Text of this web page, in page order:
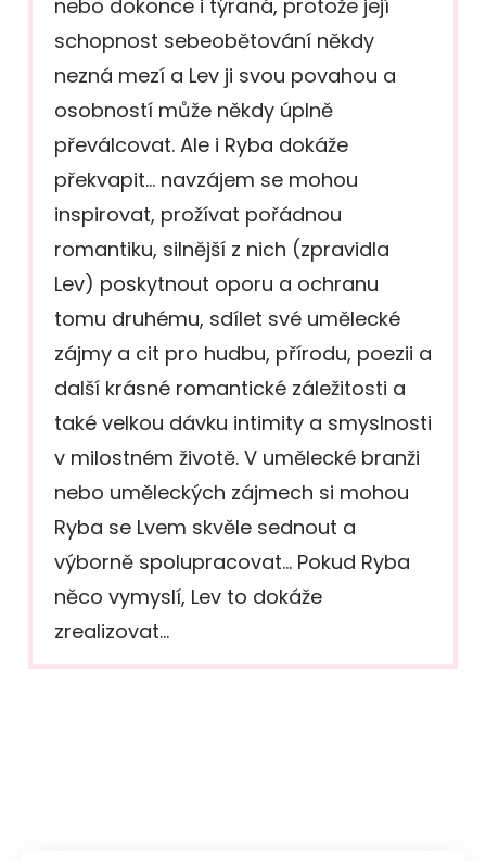
nebo dokonce i týraná, protože její
schopnost sebeobětování někdy
nezná mezí a Lev ji svou povahou a
osobností může někdy úplně
převálcovat. Ale i Ryba dokáže
překvapit… navzájem se mohou
inspirovat, prožívat pořádnou
romantiku, silnější z nich (zpravidla
Lev) poskytnout oporu a ochranu
tomu druhému, sdílet své umělecké
zájmy a cit pro hudbu, přírodu, poezii a
další krásné romantické záležitosti a
také velkou dávku intimity a smyslnosti
v milostném životě. V umělecké branži
nebo uměleckých zájmech si mohou
Ryba se Lvem skvěle sednout a
výborně spolupracovat… Pokud Ryba
něco vymyslí, Lev to dokáže
zrealizovat…